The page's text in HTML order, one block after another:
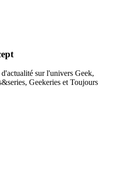
sur l'univers Geek,
Geekeries et Toujours